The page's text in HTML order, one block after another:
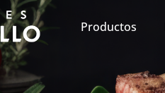
Productos